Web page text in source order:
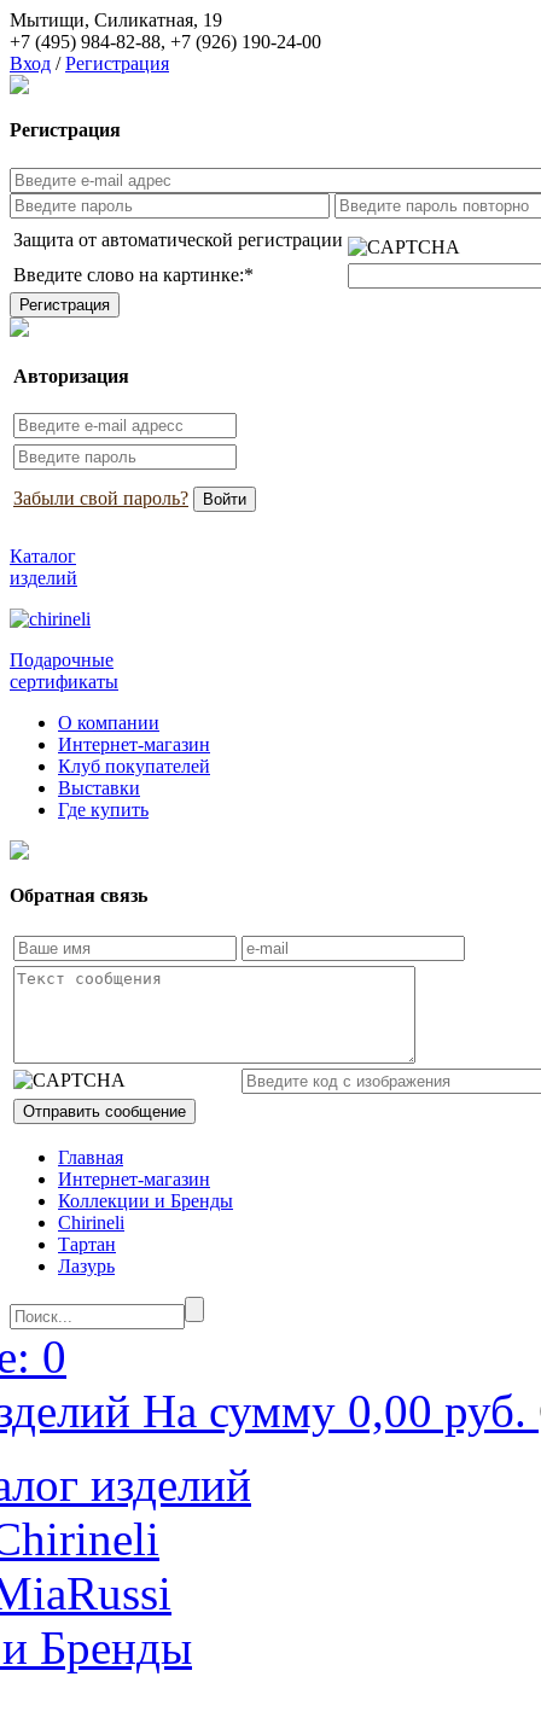
Мытищи, Силикатная, 19
+7 (495) 984-82-88, +7 (926) 190-24-00
Вход / Регистрация
Регистрация
Защита от автоматической регистрации
Введите слово на картинке:*
Авторизация
Забыли свой пароль?
Каталог
изделий
Подарочные
сертификаты
О компании
Интернет-магазин
Клуб покупателей
Выставки
Где купить
Обратная связь
Главная
Интернет-магазин
Коллекции и Бренды
Chirineli
Тартан
Лазурь
0
На сумму 0,00 руб.
изделий
Бренды